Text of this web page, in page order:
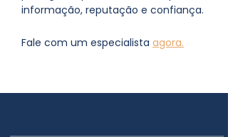
informação, reputação e confiança.
Fale com um especialista agora.